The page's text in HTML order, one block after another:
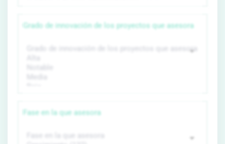
Grado de innovación de los proyectos que asesora
Fase en la que asesora